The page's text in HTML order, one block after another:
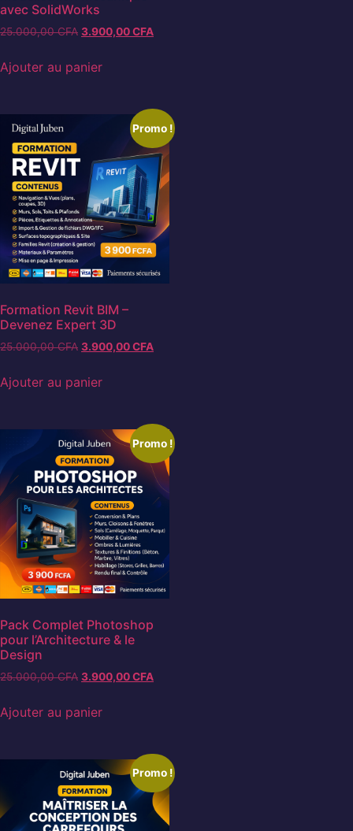
avec SolidWorks
25.000,00CFA 3.900,00CFA
Ajouter au panier
Promo !
Formation Revit BIM –
Devenez Expert 3D
25.000,00CFA 3.900,00CFA
Ajouter au panier
Promo !
Pack Complet Photoshop
pour l’Architecture & le
Design
25.000,00CFA 3.900,00CFA
Ajouter au panier
Promo !